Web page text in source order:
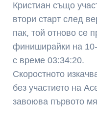
Кристиан също
втори старт след
пак, той отново се
финиширайки на 10-
с време 03:34:20.
Скоростното
без участието на
завоюва първото